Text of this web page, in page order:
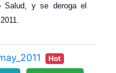
Salud, y se deroga el
Hot